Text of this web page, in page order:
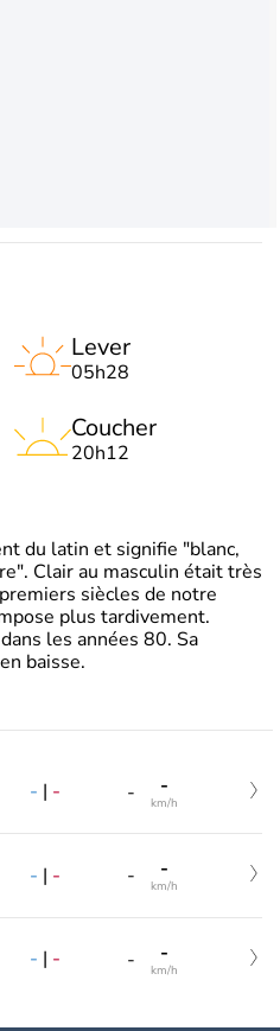
Lever
05h28
Coucher
20h12
du latin et signifie "blanc,
Clair au masculin était très
siècles de notre
plus tardivement.
les années 80. Sa
baisse.
- | - - -
km/h
- | - - -
km/h
- | - - -
km/h